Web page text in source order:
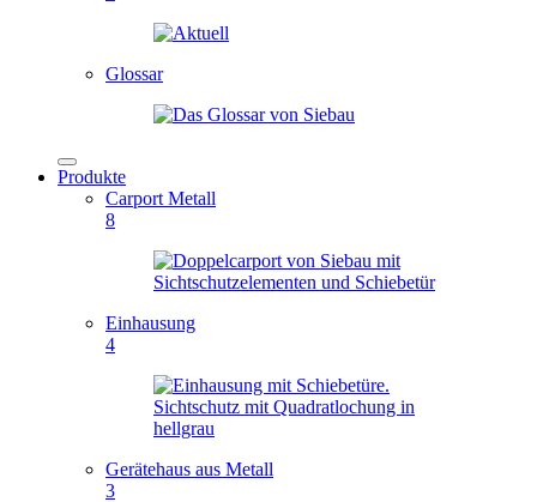
Glossar
Produkte
Carport Metall
8
Einhausung
4
Gerätehaus aus Metall
3